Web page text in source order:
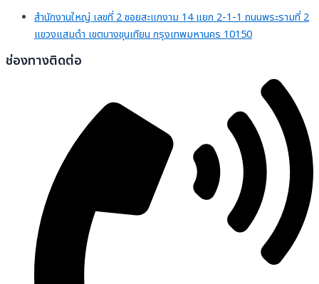
สำนักงานใหญ่ เลขที่ 2 ซอยสะแกงาม 14 แยก 2-1-1 ถนนพระรามที่ 2
แขวงแสมดำ เขตบางขุนเทียน กรุงเทพมหานคร 10150
ช่องทางติดต่อ